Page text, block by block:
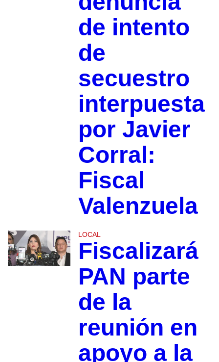
de intento
de
secuestro
interpuesta
por Javier
Corral:
Fiscal
Valenzuela
LOCAL
Fiscalizará
PAN parte
de la
reunión en
apoyo a la